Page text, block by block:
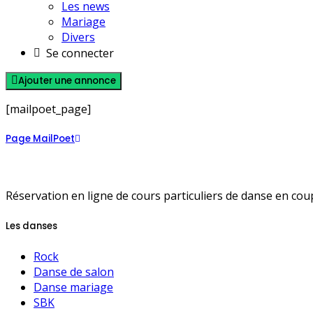
Les news
Mariage
Divers
Se connecter
Ajouter une annonce
[mailpoet_page]
Page MailPoet
Réservation en ligne de cours particuliers de danse en
Les danses
Rock
Danse de salon
Danse mariage
SBK